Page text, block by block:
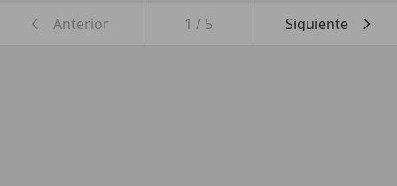
Anterior 1 / 5 Siguiente